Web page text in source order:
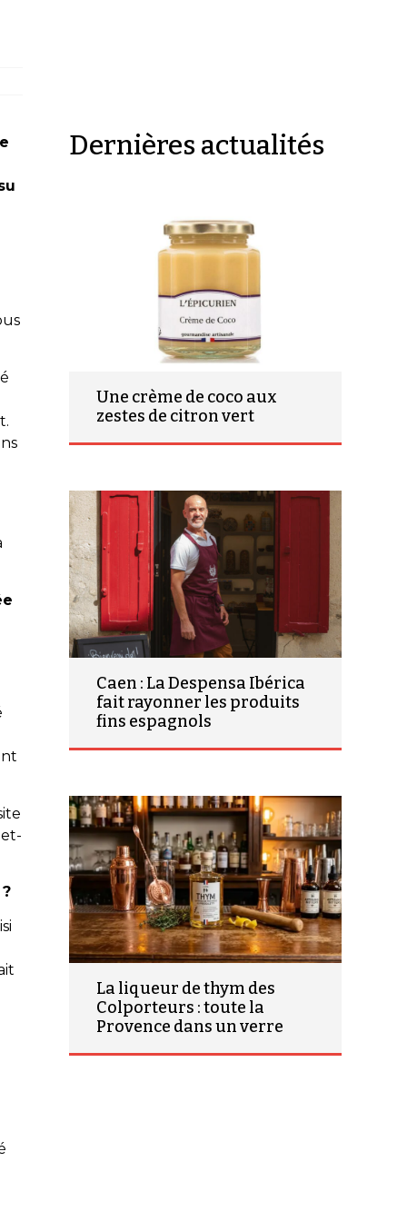
Dernières actualités
Une crème de coco aux
zestes de citron vert
Caen : La Despensa Ibérica
fait rayonner les produits
fins espagnols
La liqueur de thym des
Colporteurs : toute la
Provence dans un verre